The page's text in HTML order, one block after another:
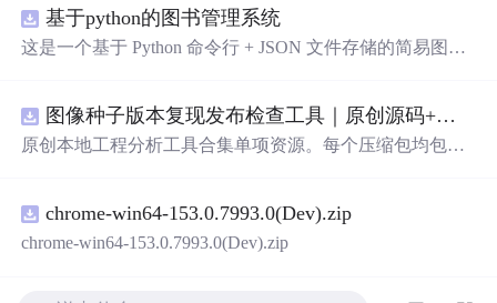
的思念与热爱。
基于python的图书管理系统
这是一个基于 Python 命令行 + JSON 文件存储的简易图书
添加、删除、修改、搜索（按书名/作者/ISBN），每本书
记录馆藏总数和当前可借数量。 学生管理：支持学生信息
过借阅上限、是否重复借阅；还书时自动判断是否逾期
（期限 30 天）；支持查看全部借阅记录、逾期记录和某人
图像种子版本复现发布检查工具｜原创源码+测试+离线报告
原创本地工程分析工具合集单项资源。每个压缩包均包含
行效果图、README、运行说明、功能清单、MIT License
及原创授权声明。Node.js 18+ 可直接运行，零第三方运行
chrome-win64-153.0.7993.0(Dev).zip
chrome-win64-153.0.7993.0(Dev).zip